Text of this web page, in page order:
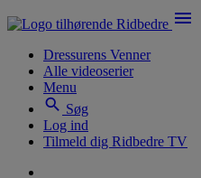
menu
Dressurens Venner
Alle videoserier
Menu
search Søg
Log ind
Tilmeld dig Ridbedre TV